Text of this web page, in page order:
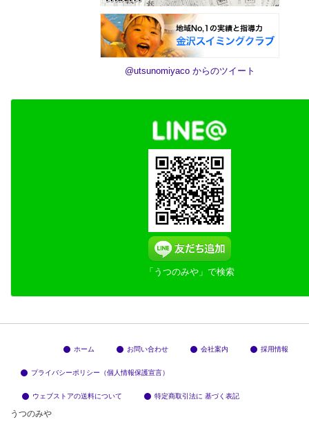
@utsunomiyaco からのツイート
「うつのみや」で検索
ホーム お問い合わせ 会社案内 採用情報
プライバシーポリシー（個人情報保護宣言）
ウェブストアの送料について 特定商取引法に 基づく表記
うつのみや